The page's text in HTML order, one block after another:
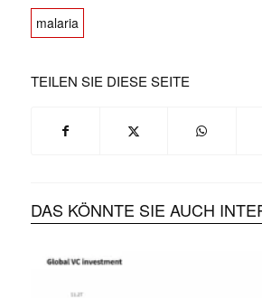
malaria
TEILEN SIE DIESE SEITE
DAS KÖNNTE SIE AUCH